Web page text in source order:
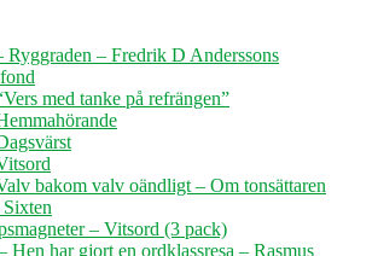
Ryggraden – Fredrik D Anderssons
med tanke på refrängen”
bakom valv oändligt – Om tonsättaren
– Vitsord (3 pack)
Hen har gjort en ordklassresa – Rasmus